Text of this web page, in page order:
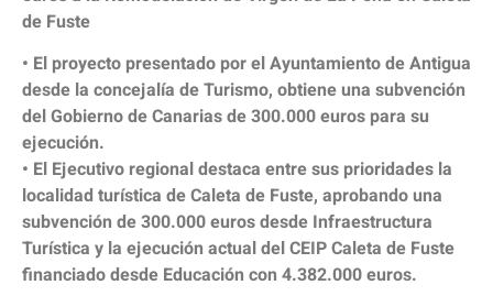
de Fuste
• El proyecto presentado por el Ayuntamiento de Antigua
desde la concejalía de Turismo, obtiene una subvención
del Gobierno de Canarias de 300.000 euros para su
ejecución.
• El Ejecutivo regional destaca entre sus prioridades la
localidad turística de Caleta de Fuste, aprobando una
subvención de 300.000 euros desde Infraestructura
Turística y la ejecución actual del CEIP Caleta de Fuste
financiado desde Educación con 4.382.000 euros.